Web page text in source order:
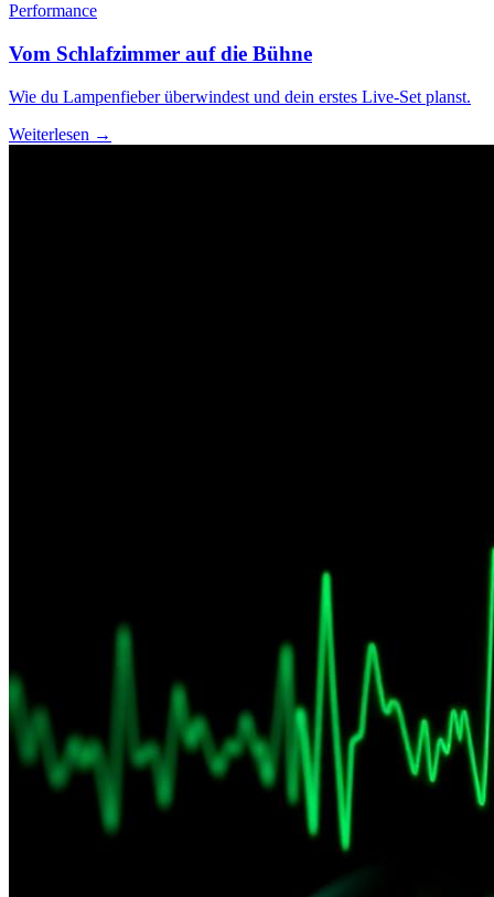
Performance
Vom Schlafzimmer auf die Bühne
Wie du Lampenfieber überwindest und dein erstes Live-Set planst.
Weiterlesen →